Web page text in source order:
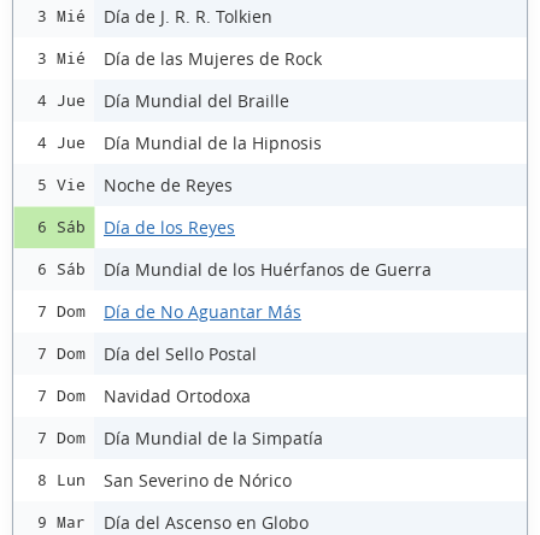
3 Mié Día de J. R. R. Tolkien
3 Mié Día de las Mujeres de Rock
4 Jue Día Mundial del Braille
4 Jue Día Mundial de la Hipnosis
5 Vie Noche de Reyes
6 Sáb Día de los Reyes
6 Sáb Día Mundial de los Huérfanos de Guerra
7 Dom Día de No Aguantar Más
7 Dom Día del Sello Postal
7 Dom Navidad Ortodoxa
7 Dom Día Mundial de la Simpatía
8 Lun San Severino de Nórico
9 Mar Día del Ascenso en Globo